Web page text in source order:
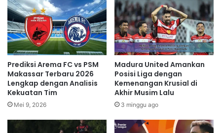
Prediksi Arema FC vs PSM
Makassar Terbaru 2026
Lengkap dengan Analisis
Kekuatan Tim
Mei 9, 2026
Madura United Amankan
Posisi Liga dengan
Kemenangan Krusial di
Akhir Musim Lalu
3 minggu ago